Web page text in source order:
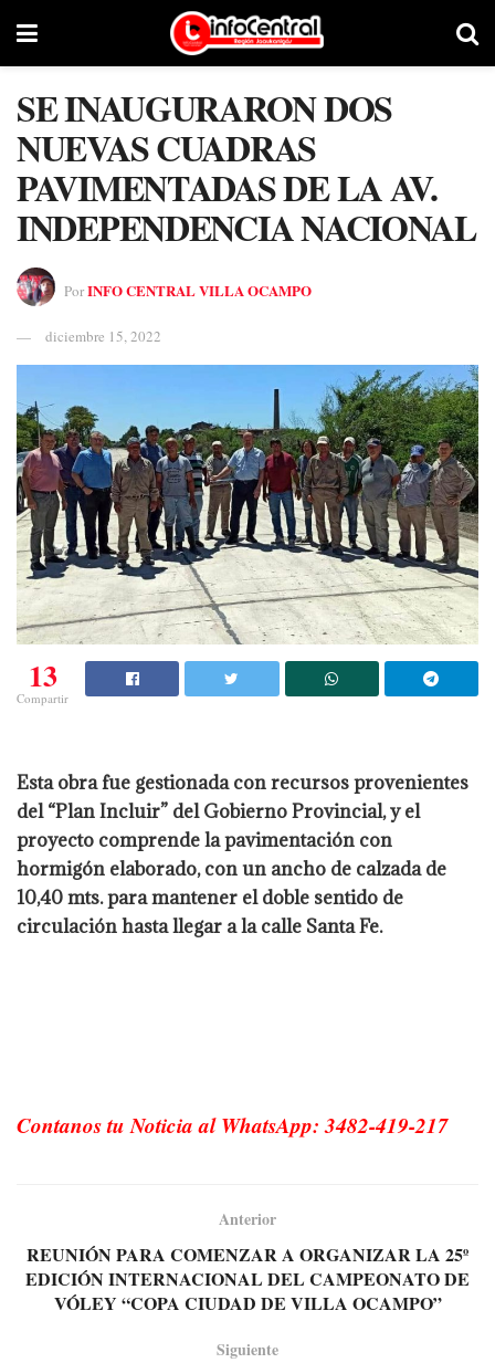
SE INAUGURARON DOS
NUEVAS CUADRAS
PAVIMENTADAS DE LA AV.
INDEPENDENCIA NACIONAL
PorINFO CENTRAL VILLA OCAMPO
diciembre 15, 2022
13
Compartir
Esta obra fue gestionada con recursos provenientes
del “Plan Incluir” del Gobierno Provincial, y el
proyecto comprende la pavimentación con
hormigón elaborado, con un ancho de calzada de
10,40 mts. para mantener el doble sentido de
circulación hasta llegar a la calle Santa Fe.
Contanos tu Noticia al WhatsApp: 3482-419-217
Anterior
REUNIÓN PARA COMENZAR A ORGANIZAR LA 25º
EDICIÓN INTERNACIONAL DEL CAMPEONATO DE
VÓLEY “COPA CIUDAD DE VILLA OCAMPO”
Siguiente